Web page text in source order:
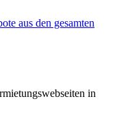
aus den gesamten
in